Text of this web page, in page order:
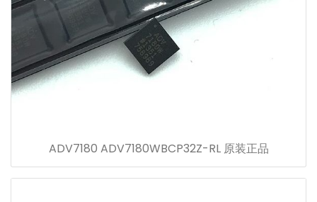
ADV7180 ADV7180WBCP32Z-RL 原装正品